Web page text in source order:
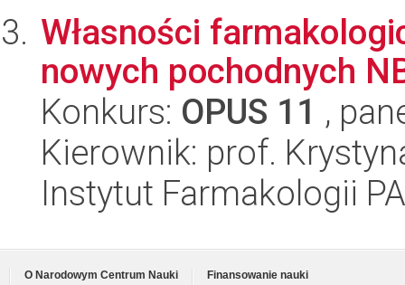
Własności
nowych pochodnych
Konkurs: OPUS 11 ,
Kierownik: prof.
Instytut Farmakologii
O Narodowym Centrum Nauki
Finansowanie nauki